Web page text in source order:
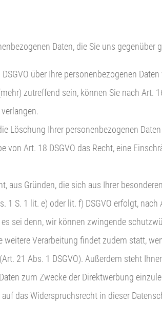
Daten, die Sie uns gegenüber
über Ihre personenbezogenen
zutreffend sein, können Sie nach Art.
Löschung Ihrer personenbezogenen
von Art. 18 DSGVO das Recht, eine
aus Gründen, die sich aus Ihrer
S. 1 lit. e) oder lit. f) DSGVO erfolgt, nach
sei denn, wir können zwingende
Verarbeitung findet zudem statt,
21 Abs. 1 DSGVO). Außerdem steht
zum Zwecke der Direktwerbung
das Widerspruchsrecht in dieser